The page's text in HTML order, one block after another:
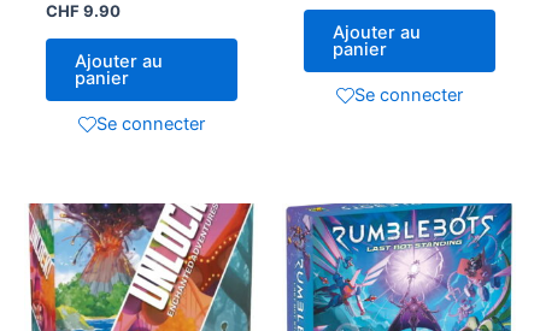
CHF9.90
Ajouter au
panier
Se connecter
Ajouter au
panier
Se connecter